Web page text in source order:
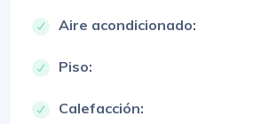
Aire acondicionado:
Piso:
Calefacción: